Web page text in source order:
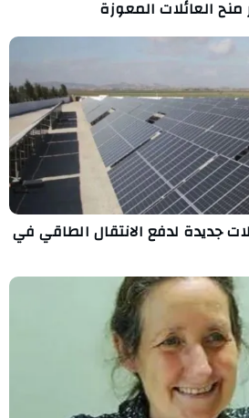
العائلات المعوزة
جديدة لدفع الانتقال الطاقي في